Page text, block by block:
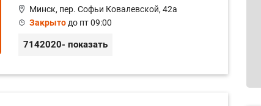
Минск, пер. Софьи Ковалевской, 42а
Закрытодо пт 09:00
7142020- показать